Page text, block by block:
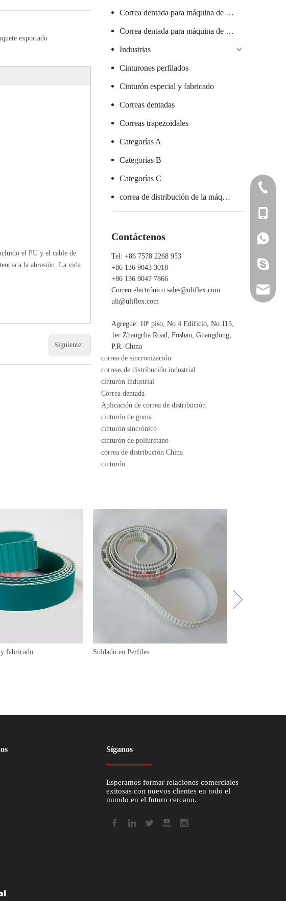
exportado
el PU y el cable de
a la abrasión. La vida
Siguiente:
Correa dentada para máquina de salchichas
Correa dentada para máquina de vidrio
Industrias
Cinturones perfilados
Cinturón especial y fabricado
Correas dentadas
Correas trapezoidales
Categorías A
Categorías B
Categorías C
correa de distribución de la máquina de embalaje
Contáctenos
Tel: +86 7578 2268 953
+86 136 9043 3018
+86 136 9047 7866
Correo electrónico:sales@uliflex.com
uli@uliflex.com
Agregue: 10º piso, No 4 Edificio, No.115,
1er Zhangcha Road, Foshan, Guangdong,
P.R. China
correa de sincronización
correas de distribución industrial
cinturón industrial
Correa dentada
Aplicación de correa de distribución
cinturón de goma
cinturón sincrónico
cinturón de poliuretano
correa de distribución China
cinturón
fabricado Soldado en Perfiles
Síganos
Esperamos formar relaciones comerciales
exitosas con nuevos clientes en todo el
mundo en el futuro cercano.
+86
+86 136
+86 136